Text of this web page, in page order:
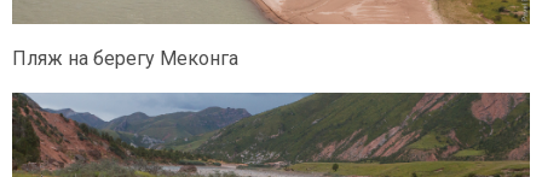
Пляж на берегу Меконга